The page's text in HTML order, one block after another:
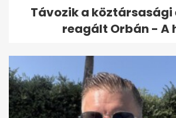
Távozik a köztársasági
reagált Orbán - A